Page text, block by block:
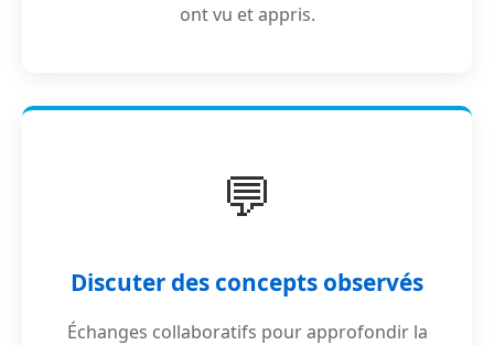
ont vu et appris.
💬
Discuter des concepts observés
Échanges collaboratifs pour approfondir la